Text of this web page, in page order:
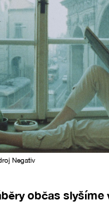
Negativ
občas slyšíme